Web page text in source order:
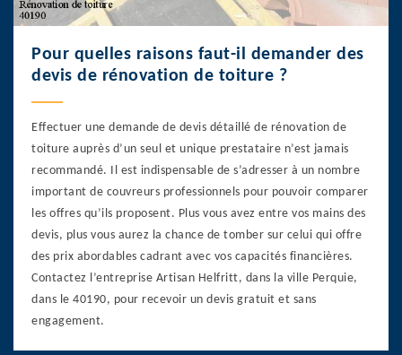
Pour quelles raisons faut-il demander des
devis de rénovation de toiture ?
Effectuer une demande de devis détaillé de rénovation de
toiture auprès d’un seul et unique prestataire n’est jamais
recommandé. Il est indispensable de s’adresser à un nombre
important de couvreurs professionnels pour pouvoir comparer
les offres qu’ils proposent. Plus vous avez entre vos mains des
devis, plus vous aurez la chance de tomber sur celui qui offre
des prix abordables cadrant avec vos capacités financières.
Contactez l’entreprise Artisan Helfritt, dans la ville Perquie,
dans le 40190, pour recevoir un devis gratuit et sans
engagement.